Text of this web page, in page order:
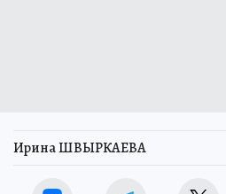
Ирина ШВЫРКАЕВА